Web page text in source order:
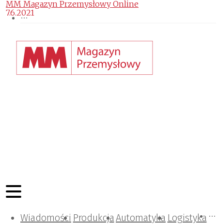
Wiadomości ProdukcjaAutomatyka Logistyka
Projektowanie i konstrukcje
Zarządzanie i IT
Tematy specjalne
MM Magazyn Przemysłowy Online
7.6.2021